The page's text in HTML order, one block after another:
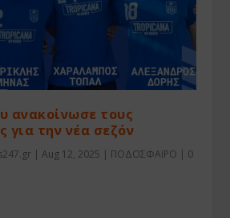
ανακοίνωσε τους
για την νέα σεζόν
|Aug 12, 2025 | ΠΟΔΟΣΦΑΙΡΟ | 0